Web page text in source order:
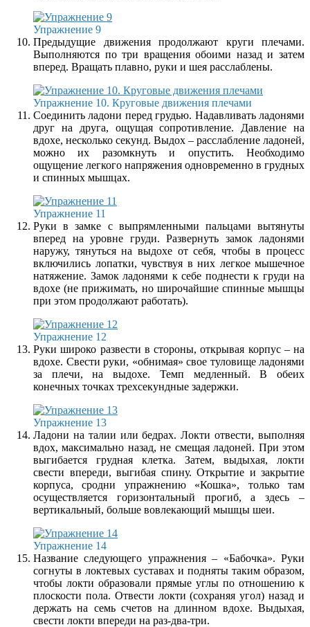
Упражнение 9
Предыдущие движения продолжают круги плечами.
Выполняются по три вращения обоими назад и затем
вперед. Вращать плавно, руки и шея расслаблены.
Упражнение 10. Круговые движения плечами
Соединить ладони перед грудью. Надавливать ладонями
друг на друга, ощущая сопротивление. Давление на
вдохе, несколько секунд. Выдох – расслабление ладоней,
можно их разомкнуть и опустить. Необходимо
ощущение легкого напряжения одновременно в грудных
и спинных мышцах.
Упражнение 11
Руки в замке с выпрямленными пальцами вытянуты
вперед на уровне груди. Развернуть замок ладонями
наружу, тянуться на выдохе от себя, чтобы в процесс
включились лопатки, чувствуя в них легкое мышечное
натяжение. Замок ладонями к себе поднести к груди на
вдохе (не прижимать, но широчайшие спинные мышцы
при этом продолжают работать).
Упражнение 12
Руки широко развести в стороны, открывая корпус – на
вдохе. Свести руки, «обнимая» свое туловище ладонями
за плечи, на выдохе. Темп медленный. В обеих
конечных точках трехсекундные задержки.
Упражнение 13
Ладони на талии или бедрах. Локти отвести, выполняя
вдох, максимально назад, не смещая ладоней. При этом
выгибается грудная клетка. Затем, выдыхая, локти
свести впереди, выгибая спину. Открытие и закрытие
корпуса, сродни упражнению «Кошка», только там
осуществляется горизонтальный прогиб, а здесь –
вертикальный, больше вовлекающий мышцы шеи.
Упражнение 14
Название следующего упражнения – «Бабочка». Руки
согнуты в локтевых суставах и подняты таким образом,
чтобы локти образовали прямые углы по отношению к
плоскости пола. Отвести локти (сохраняя угол) назад и
держать на семь счетов на длинном вдохе. Выдыхая,
свести локти впереди на раз-два-три.